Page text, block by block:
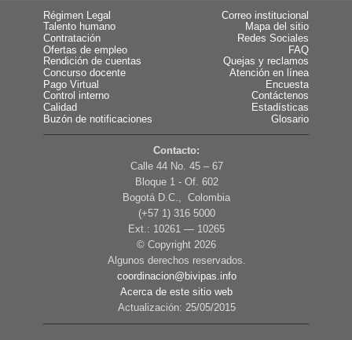
Régimen Legal
Talento humano
Contratación
Ofertas de empleo
Rendición de cuentas
Concurso docente
Pago Virtual
Control interno
Calidad
Buzón de notificaciones
Correo institucional
Mapa del sitio
Redes Sociales
FAQ
Quejas y reclamos
Atención en línea
Encuesta
Contáctenos
Estadísticas
Glosario
Contacto:
Calle 44 No. 45 – 67
Bloque 1 - Of. 602
Bogotá D.C., Colombia
(+57 1) 316 5000
Ext.: 10261 — 10265
© Copyright 2026
Algunos derechos reservados.
coordinacion@bivipas.info
Acerca de este sitio web
Actualización: 25/05/2015